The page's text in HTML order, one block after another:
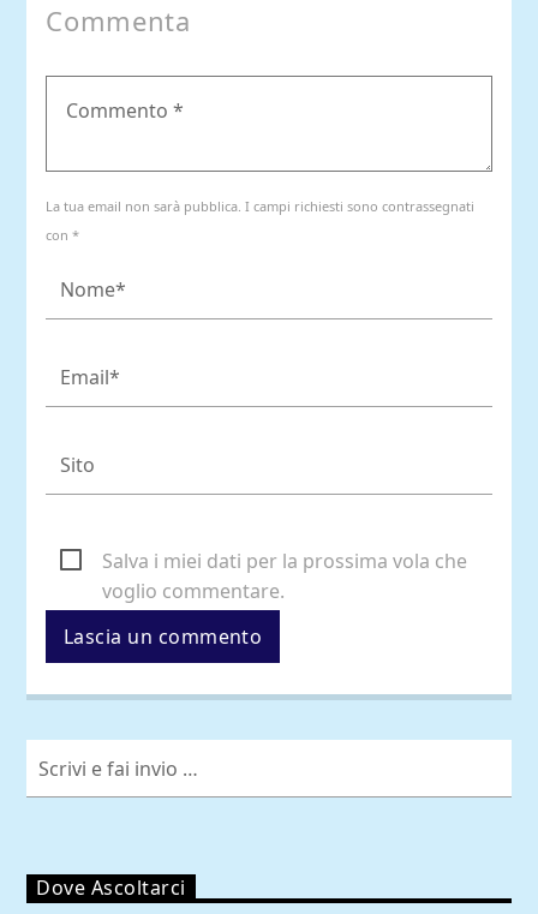
Commenta
La tua email non sarà pubblica. I campi richiesti sono contrassegnati
con *
Salva i miei dati per la prossima vola che
voglio commentare.
Dove Ascoltarci